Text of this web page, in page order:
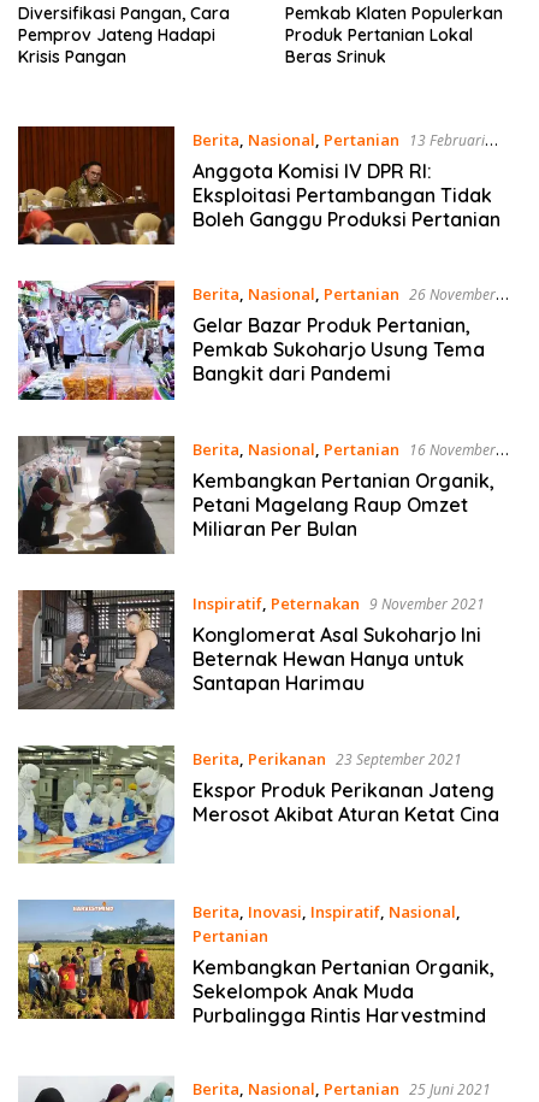
Diversifikasi Pangan, Cara
Pemprov Jateng Hadapi
Krisis Pangan
Pemkab Klaten Populerkan
Produk Pertanian Lokal
Beras Srinuk
Berita, Nasional, Pertanian
13 Februari
2022
Anggota Komisi IV DPR RI:
Eksploitasi Pertambangan Tidak
Boleh Ganggu Produksi Pertanian
Berita, Nasional, Pertanian 26 November
2021
Gelar Bazar Produk Pertanian,
Pemkab Sukoharjo Usung Tema
Bangkit dari Pandemi
Berita, Nasional, Pertanian
16 November
2021
Kembangkan Pertanian Organik,
Petani Magelang Raup Omzet
Miliaran Per Bulan
Inspiratif, Peternakan 9 November 2021
Konglomerat Asal Sukoharjo Ini
Beternak Hewan Hanya untuk
Santapan Harimau
Berita, Perikanan 23 September 2021
Ekspor Produk Perikanan Jateng
Merosot Akibat Aturan Ketat Cina
Berita, Inovasi, Inspiratif, Nasional,
Pertanian
1 September 2021
Kembangkan Pertanian Organik,
Sekelompok Anak Muda
Purbalingga Rintis Harvestmind
Berita, Nasional, Pertanian 25 Juni 2021